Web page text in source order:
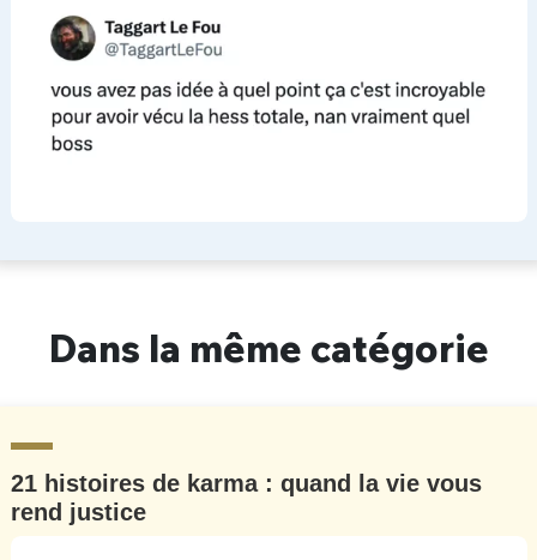
Dans la même catégorie
21 histoires de karma : quand la vie vous
rend justice